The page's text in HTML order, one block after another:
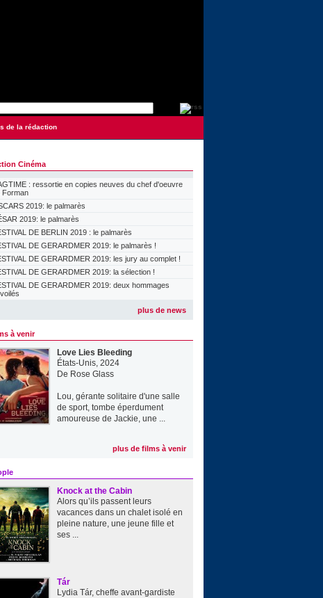
de la rédaction
Cinéma
: ressortie en copies neuves du chef d'oeuvre
Forman
2019: le palmarès
2019: le palmarès
DE BERLIN 2019 : le palmarès
DE GERARDMER 2019: le palmarès !
DE GERARDMER 2019: les jury au complet !
DE GERARDMER 2019: la sélection !
DE GERARDMER 2019: deux hommages
plus de news
à venir
Love Lies Bleeding
États-Unis, 2024
De Rose Glass
Lou, gérante solitaire d'une salle
de sport, tombe éperdument
amoureuse de Jackie, une ...
plus de films à venir
Knock at the Cabin
Alors qu’ils passent leurs
vacances dans un chalet isolé en
pleine nature, une jeune fille et
ses ...
Tár
Lydia Tár, cheffe avant-gardiste